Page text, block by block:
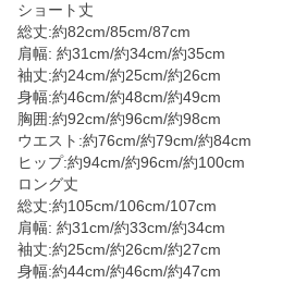
ショート丈
総丈:約82cm/85cm/87cm
肩幅: 約31cm/約34cm/約35cm
袖丈:約24cm/約25cm/約26cm
身幅:約46cm/約48cm/約49cm
胸囲:約92cm/約96cm/約98cm
ウエスト:約76cm/約79cm/約84cm
ヒップ:約94cm/約96cm/約100cm
ロング丈
総丈:約105cm/106cm/107cm
肩幅: 約31cm/約33cm/約34cm
袖丈:約25cm/約26cm/約27cm
身幅:約44cm/約46cm/約47cm